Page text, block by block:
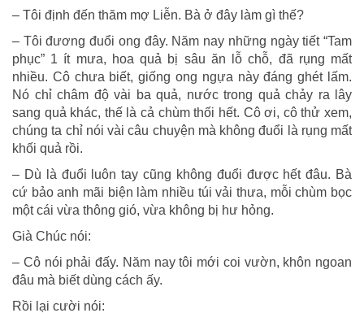
– Tôi định đến thăm mợ Liễn. Bà ở đây làm gì thế?
– Tôi đương đuổi ong đây. Năm nay những ngày tiết “Tam
phục” 1 ít mưa, hoa quả bị sâu ăn lỗ chỗ, đã rụng mất
nhiều. Cô chưa biết, giống ong ngựa này đáng ghét lấm.
Nó chỉ châm độ vài ba quả, nước trong quả chảy ra lây
sang quả khác, thế là cả chùm thối hết. Cô ơi, cô thử xem,
chúng ta chỉ nói vài câu chuyện mà không đuổi là rụng mất
khối quả rồi.
– Dù là đuổi luôn tay cũng không đuổi được hết đâu. Bà
cứ bảo anh mãi biện làm nhiều túi vải thưa, mỗi chùm bọc
một cái vừa thông gió, vừa không bị hư hỏng.
Già Chúc nói:
– Cô nói phải đấy. Năm nay tôi mới coi vườn, khôn ngoan
đâu mà biết dùng cách ấy.
Rồi lại cười nói: